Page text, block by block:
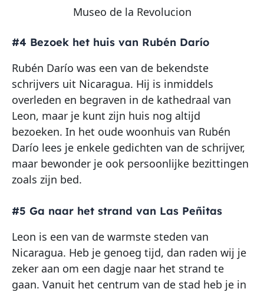
Museo de la Revolucion
#4 Bezoek het huis van Rubén Darío
Rubén Darío was een van de bekendste
schrijvers uit Nicaragua. Hij is inmiddels
overleden en begraven in de kathedraal van
Leon, maar je kunt zijn huis nog altijd
bezoeken. In het oude woonhuis van Rubén
Darío lees je enkele gedichten van de schrijver,
maar bewonder je ook persoonlijke bezittingen
zoals zijn bed.
#5 Ga naar het strand van Las Peñitas
Leon is een van de warmste steden van
Nicaragua. Heb je genoeg tijd, dan raden wij je
zeker aan om een dagje naar het strand te
gaan. Vanuit het centrum van de stad heb je in